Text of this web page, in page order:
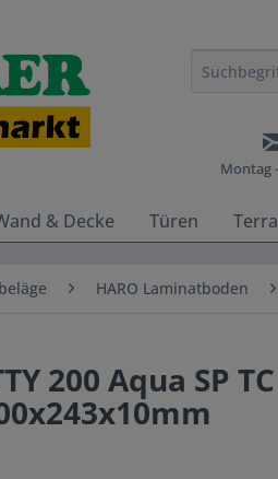
Montag
& Decke Türen
HARO Laminatboden
200 Aqua SP